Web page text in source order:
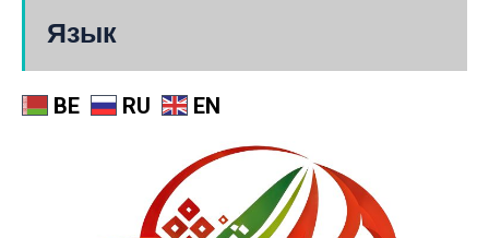
Язык
BE RU EN